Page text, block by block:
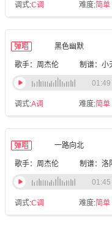
调式:C调 难度:简单
弹唱 黑色幽默
歌手：周杰伦 制谱：小
调式:A调 难度:简单
01:49
弹唱 一路向北
歌手：周杰伦 制谱：洛
调式:C调 难度:简单
01:45